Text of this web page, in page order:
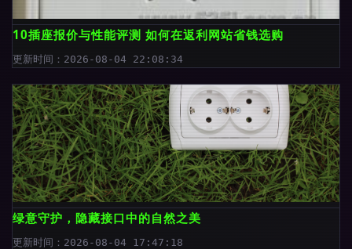
10插座报价与性能评测 如何在返利网站省钱选购
更新时间：2026-08-04 22:08:34
绿意守护，隐藏接口中的自然之美
更新时间：2026-08-04 17:47:18